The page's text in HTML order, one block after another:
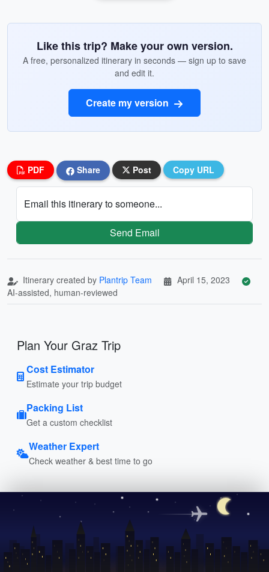
Like this trip? Make your own version.
A free, personalized itinerary in seconds — sign up to save
and edit it.
Create my version
PDF Share Post Copy URL
Email this itinerary to someone...
Send Email
Itinerary created by Plantrip Team
April 15, 2023
AI-assisted, human-reviewed
Plan Your Graz Trip
Cost Estimator
Estimate your trip budget
Packing List
Get a custom checklist
Weather Expert
Check weather & best time to go